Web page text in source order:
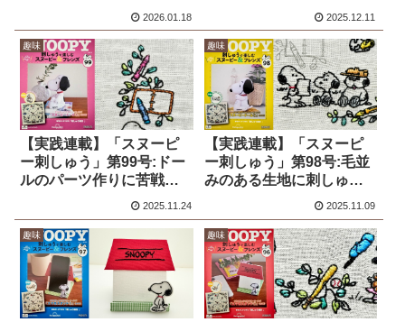
2026.01.18 2025.12.11
趣味
【実践連載】「スヌーピ
ー刺しゅう」第99号:ドー
ルのパーツ作りに苦戦…
2025.11.24
趣味
【実践連載】「スヌーピ
ー刺しゅう」第98号:毛並
みのある生地に刺しゅう
2025.11.09
趣味 趣味